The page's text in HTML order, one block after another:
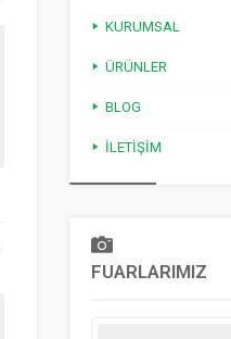
KURUMSAL
ÜRÜNLER
BLOG
İLETIŞIM
FUARLARIMIZ